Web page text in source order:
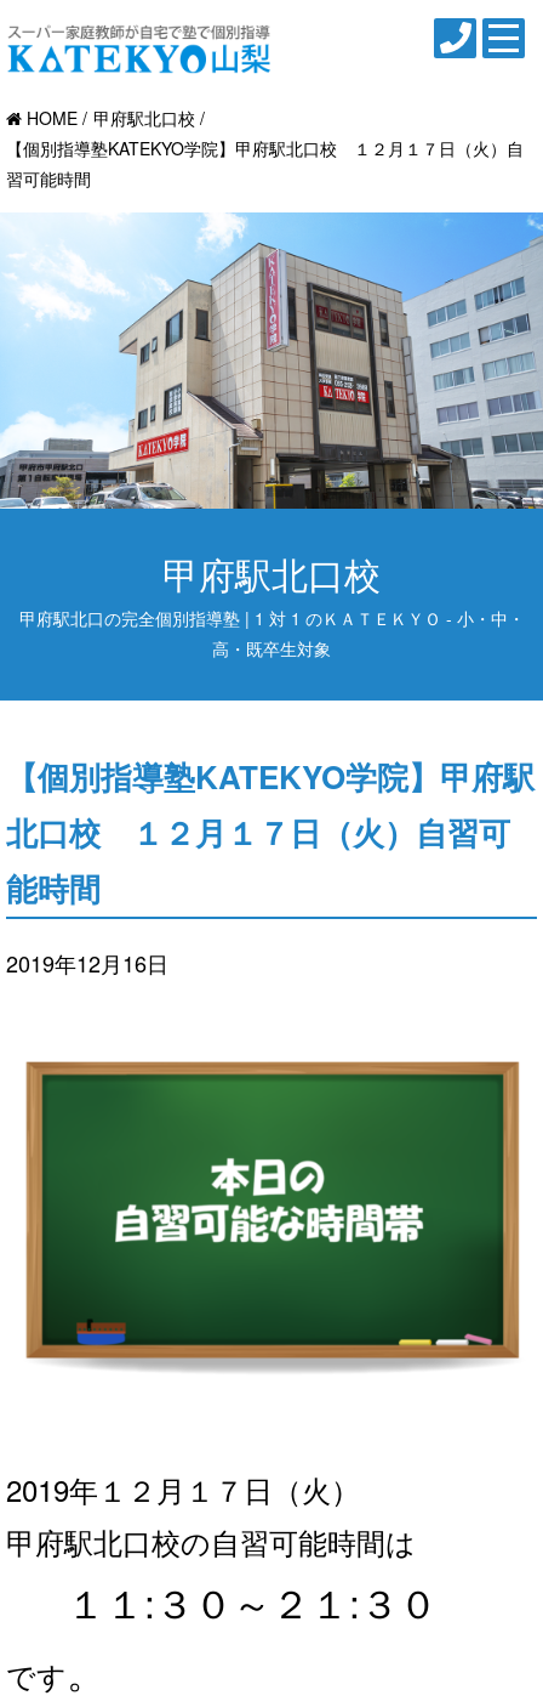
HOME
甲府駅北口校
【個別指導塾KATEKYO学院】甲府駅北口校 １２月１７日（火）自
習可能時間
甲府駅北口校
甲府駅北口の完全個別指導塾 | 1 対 1 のＫＡＴＥＫＹＯ - 小・中・
高・既卒生対象
【個別指導塾KATEKYO学院】甲府駅
北口校 １２月１７日（火）自習可
能時間
2019年12月16日
2019年１２月１７ 日（火）
甲府駅北口校の自習可能時間は
１１:３０～２１ :３０
です。